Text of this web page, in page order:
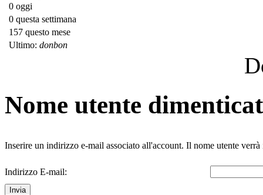
0 oggi
0 questa settimana
157 questo mese
Ultimo: donbon
Nome utente
Inserire un indirizzo e-mail associato all'account. Il nome utente
Indirizzo E-mail:
Invia